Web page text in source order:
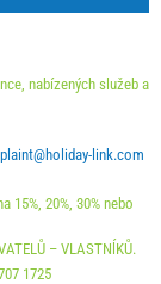
(once -
nabízených služeb a
link.com
20%, 30% nebo
– VLASTNĺKŮ.
1725